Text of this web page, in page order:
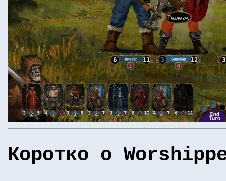
Коротко о